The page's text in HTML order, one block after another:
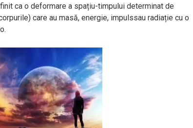
ca o deformare a spațiu-timpului determinat de
care au masă, energie, impulssau radiație cu o